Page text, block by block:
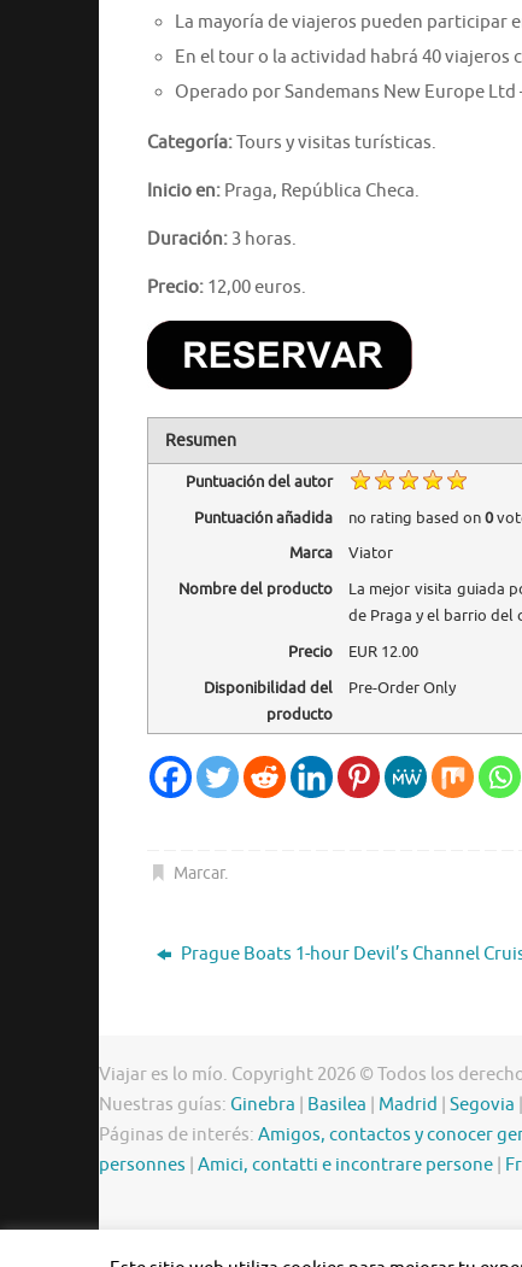
La mayoría de viajeros pueden participar
En el tour o la actividad habrá 40 viajeros
Operado por Sandemans New Europe
Categoría:Tours y visitas turísticas.
Inicio en: Praga, República Checa.
Duración: 3 horas.
Precio: 12,00 euros.
Resumen
Puntuación del autor
Puntuación añadida
no rating based on0
Marca
Viator
Nombre del producto
La mejor visita guiada
de Praga y el barrio del
Precio
EUR12.00
Disponibilidad del
producto
Pre-Order Only
Marcar.
Prague Boats 1-hour Devil’s Channel
Viajar es lo mío. Copyright 2026 © Todos los
Nuestras guías: Ginebra Basilea Madrid Segovia
Páginas de interés: Amigos, contactos y conocer
personnes Amici, contatti e incontrare persone